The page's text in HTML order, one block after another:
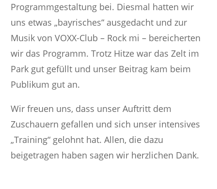
Programmgestaltung bei. Diesmal hatten wir
uns etwas „bayrisches“ ausgedacht und zur
Musik von VOXX-Club – Rock mi – bereicherten
wir das Programm. Trotz Hitze war das Zelt im
Park gut gefüllt und unser Beitrag kam beim
Publikum gut an.
Wir freuen uns, dass unser Auftritt dem
Zuschauern gefallen und sich unser intensives
„Training“ gelohnt hat. Allen, die dazu
beigetragen haben sagen wir herzlichen Dank.